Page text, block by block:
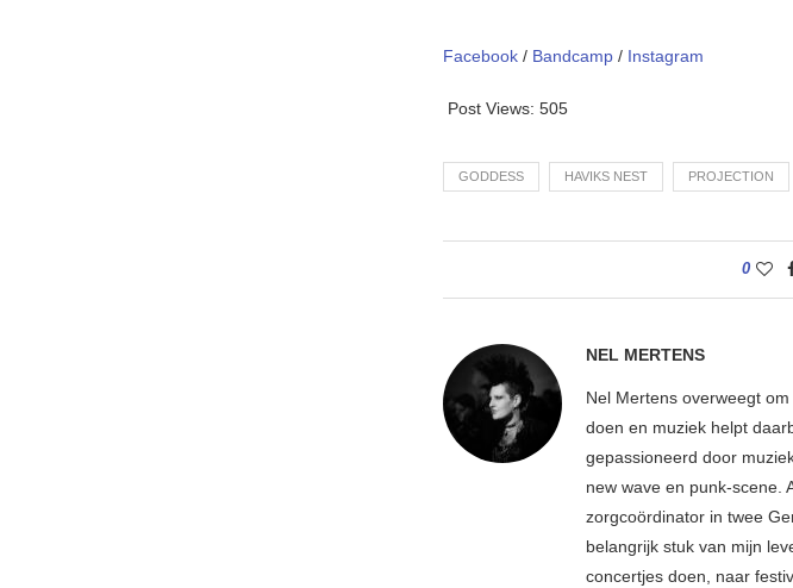
Facebook / Bandcamp / Instagram
Post Views: 505
GODDESS HAVIKS NEST PROJECTION
0
NEL MERTENS
Nel Mertens overweegt
doen en muziek helpt
gepassioneerd door
new wave en punk-scene.
zorgcoördinator in twee
belangrijk stuk van mijn
concertjes doen, naar